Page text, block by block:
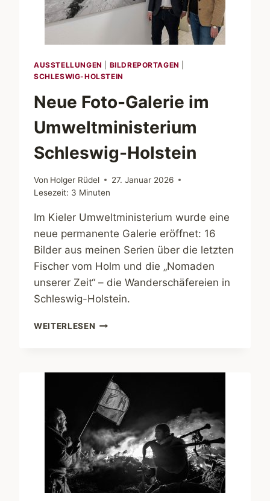
AUSSTELLUNGEN BILDREPORTAGEN
SCHLESWIG-HOLSTEIN
Neue Foto-Galerie im
Umweltministerium
Schleswig-Holstein
Von Holger Rüdel
27. Januar 2026
Lesezeit: 3 Minuten
Im Kieler Umweltministerium wurde eine
neue permanente Galerie eröffnet: 16
Bilder aus meinen Serien über die letzten
Fischer vom Holm und die „Nomaden
unserer Zeit“ – die Wanderschäfereien in
Schleswig-Holstein.
WEITERLESEN NEUE
UMWELTMINISTERIUM
SCHLESWIG-
HOLSTEIN